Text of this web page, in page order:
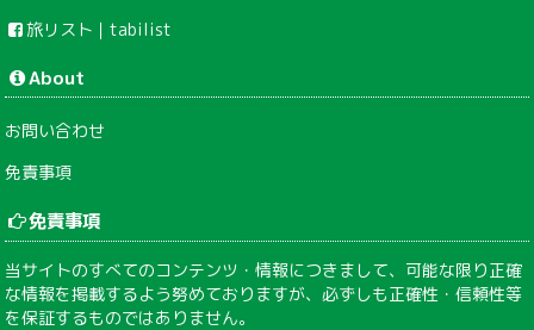
旅リスト｜tabilist
About
お問い合わせ
免責事項
免責事項
当サイトのすべてのコンテンツ・情報につきまして、可能な限り正確
な情報を掲載するよう努めておりますが、必ずしも正確性・信頼性等
を保証するものではありません。